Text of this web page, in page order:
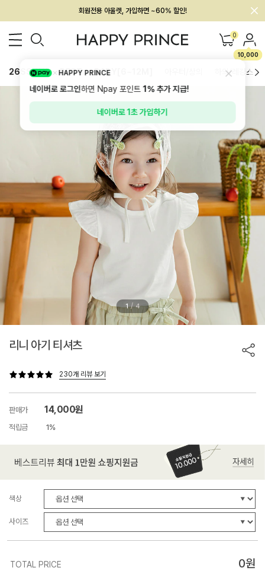
회원전용 아울렛, 가입하면 ~60% 할인!
멤버십 최대 28,000원 혜택 0
10,000
26SS 신상 BEST BABY[6~12M] 하의/레깅스
1 / 4
리니 아기 티셔츠
230개 리뷰 보기
판매가 14,000원
적립금 1%
색상
사이즈
TOTAL PRICE 0원
HAPPY PRINCE
네이버로 로그인하면 Npay 포인트1%추가 지급!
네이버로 1초 가입하기